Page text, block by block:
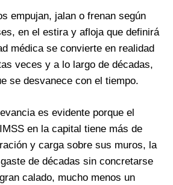
empujan, jalan o frenan según
en el estira y afloja que definirá
médica se convierte en realidad
veces y a lo largo de décadas,
se desvanece con el tiempo.
es evidente porque el
en la capital tiene más de
y carga sobre sus muros, la
de décadas sin concretarse
calado, mucho menos un